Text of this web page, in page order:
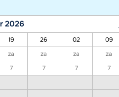
2026
19 26 02 09
za za za za
7 7 7 7